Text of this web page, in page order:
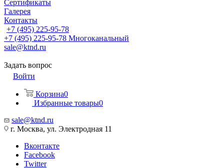
Сертификаты
Галерея
Контакты
+7 (495) 225-95-78
+7 (495) 225-95-78 Многоканальный
sale@ktnd.ru
Задать вопрос
Войти
Корзина0
Избранные товары0
sale@ktnd.ru
г. Москва, ул. Электродная 11
Вконтакте
Facebook
Twitter